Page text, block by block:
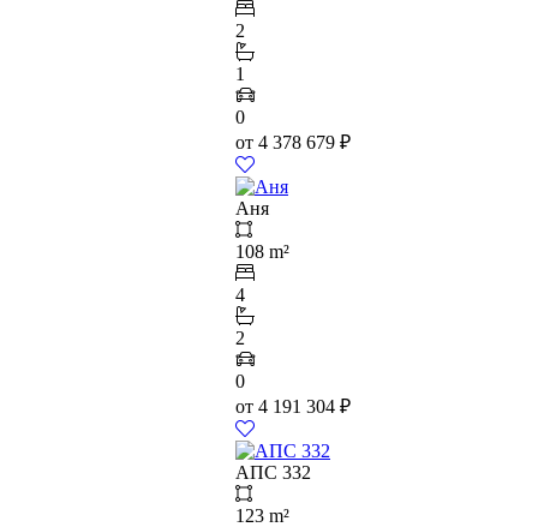
2
1
0
от 4 378 679 ₽
Аня
108 m²
4
2
0
от 4 191 304 ₽
АПС 332
123 m²